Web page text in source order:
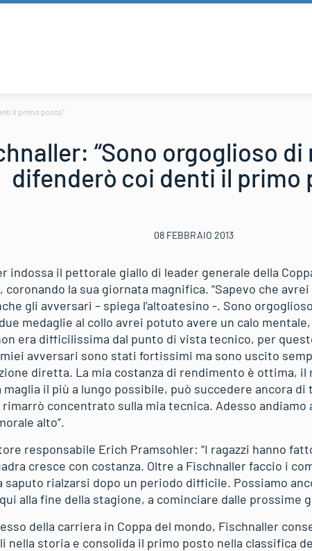
il primo posto”
“Sono orgoglioso di
difenderò coi denti il primo
08 FEBBRAIO 2013
indossa il pettorale giallo di leader generale della
coronando la sua giornata magnifica. “Sapevo che
gli avversari – spiega l’altoatesino -. Sono
medaglie al collo avrei potuto avere un calo
era difficilissima dal punto di vista tecnico, per
avversari sono stati fortissimi ma sono uscito
diretta. La mia costanza di rendimento è ottima, il
il più a lungo possibile, può succedere ancora di
concentrato sulla mia tecnica. Adesso andiamo
alto”.
responsabile Erich Pramsohler: “I ragazzi hanno
cresce con costanza. Oltre a Fischnaller faccio i
saputo rialzarsi dopo un periodo difficile. Possiamo
alla fine della stagione, a cominciare dalle prossime
della carriera in Coppa del mondo, Fischnaller
nella storia e consolida il primo posto nella classifica